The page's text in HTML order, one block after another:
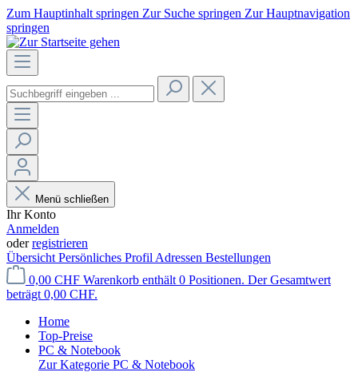
Zum Hauptinhalt springen Zur Suche springen Zur Hauptnavigation
springen
Menü schließen
Ihr Konto
Anmelden
oderregistrieren
Übersicht Persönliches Profil Adressen Bestellungen
0,00 CHF Warenkorb enthält 0 Positionen. Der Gesamtwert
beträgt 0,00 CHF.
Home
Top-Preise
PC & Notebook
Zur Kategorie PC & Notebook